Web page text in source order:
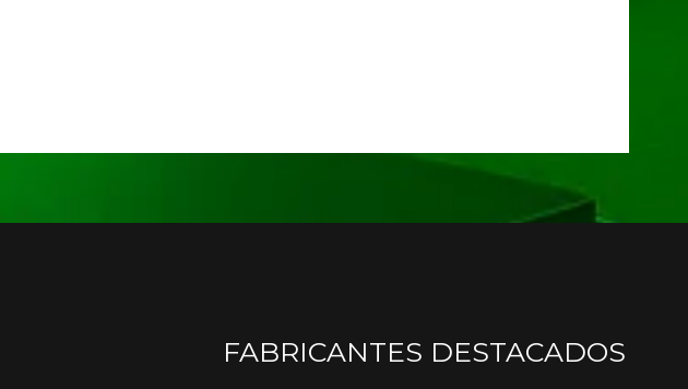
FABRICANTES DESTACADOS